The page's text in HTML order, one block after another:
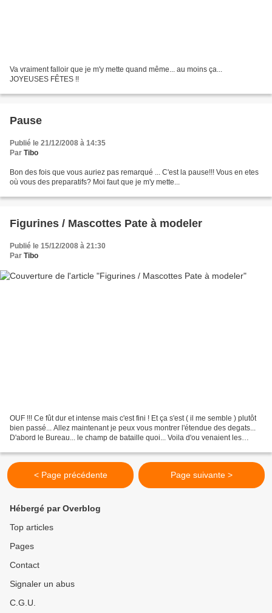
Va vraiment falloir que je m'y mette quand même... au moins ça...
JOYEUSES FÊTES !!
Pause
Publié le 21/12/2008 à 14:35
Par Tibo
Bon des fois que vous auriez pas remarqué ... C'est la pause!!! Vous en etes
où vous des preparatifs? Moi faut que je m'y mette...
Figurines / Mascottes Pate à modeler
Publié le 15/12/2008 à 21:30
Par Tibo
OUF !!! Ce fût dur et intense mais c'est fini ! Et ça s'est ( il me semble ) plutôt
bien passé... Allez maintenant je peux vous montrer l'étendue des degats...
D'abord le Bureau... le champ de bataille quoi... Voila d'ou venaient les
< Page précédente Page suivante >
Hébergé par Overblog
Top articles
Pages
Contact
Signaler un abus
C.G.U.